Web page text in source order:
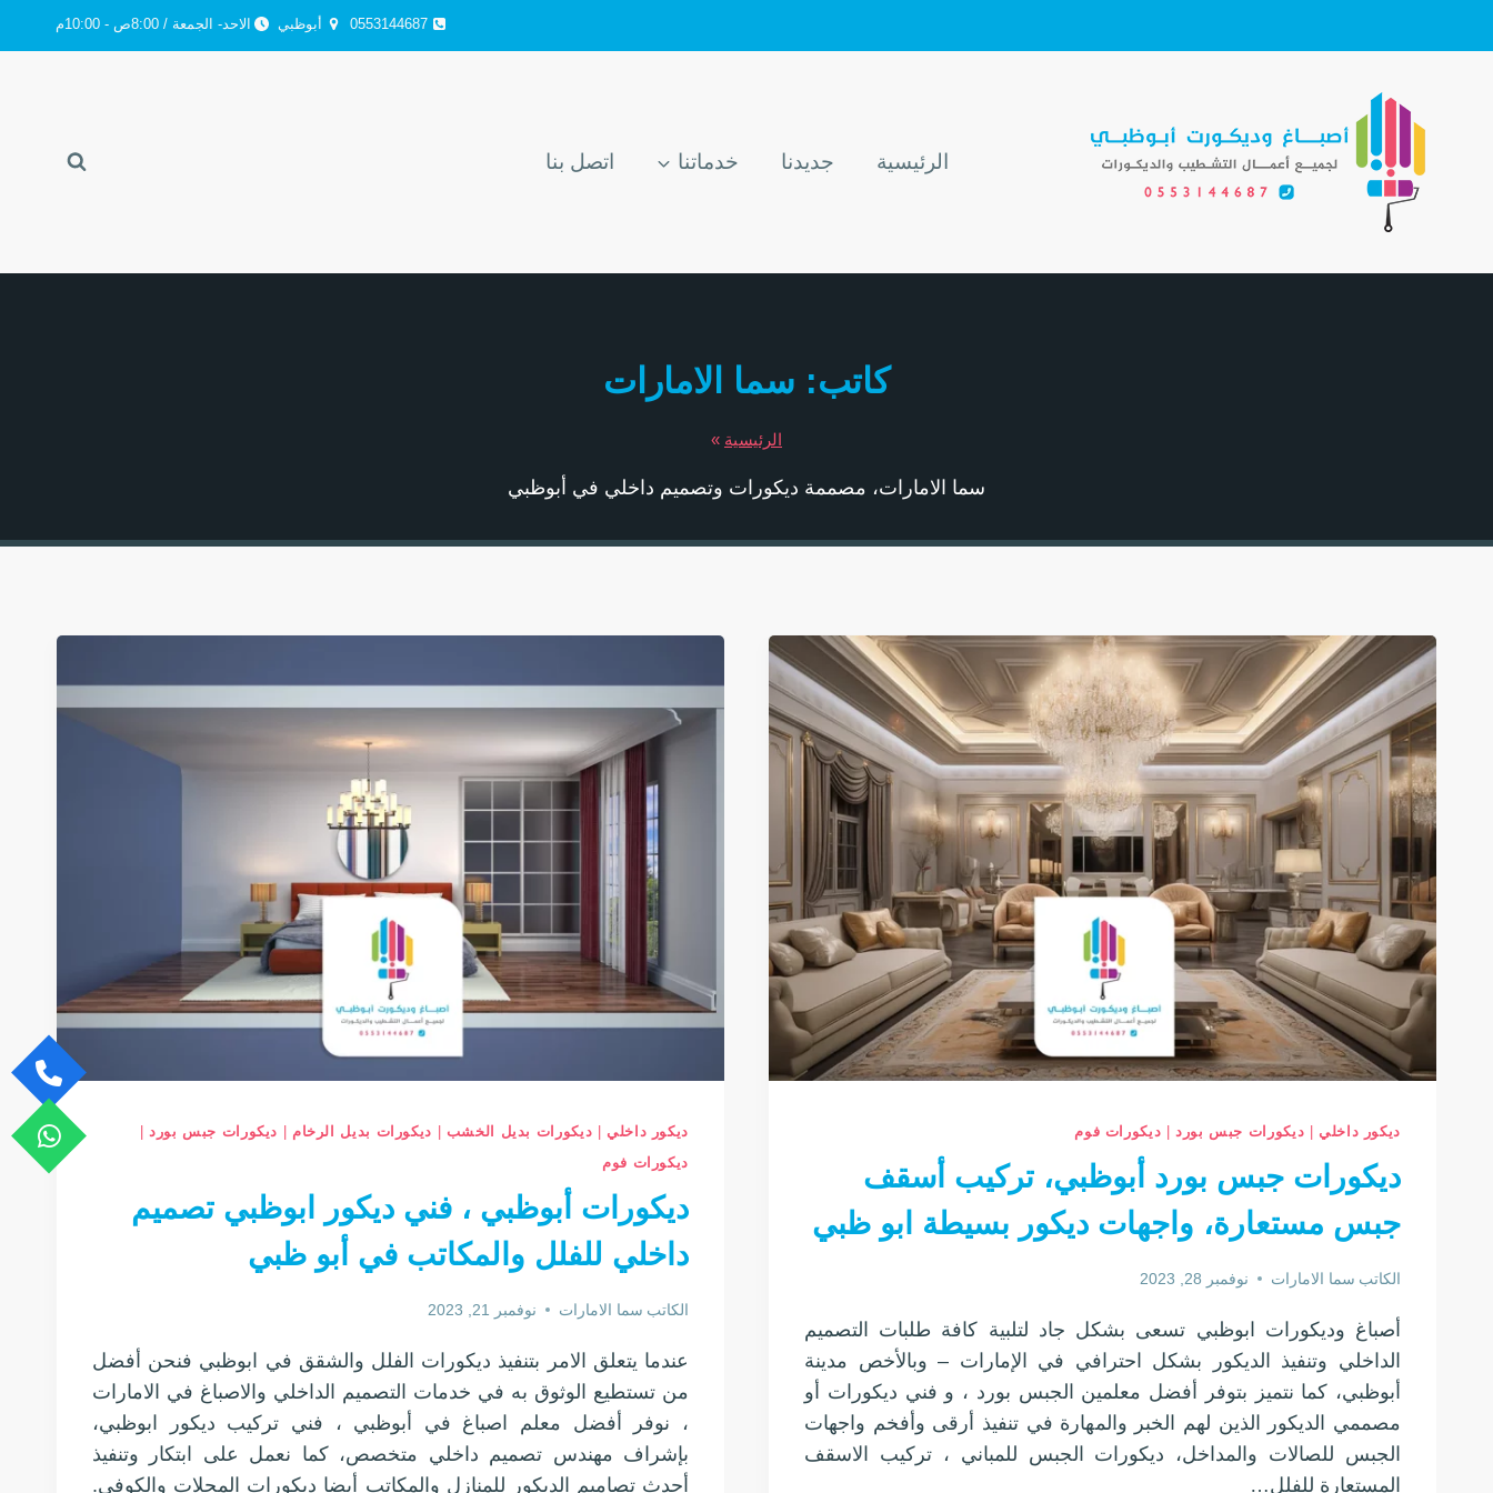
إلى
0553144687 أبوظبي الاحد- الجمعة / 8:00ص - 10:00م
الرئيسية جديدنا خدماتنا اتصل بنا
كاتب: سما الامارات
الرئيسية »
سما الامارات، مصممة ديكورات وتصميم داخلي في أبوظبي
ديكور داخلي ديكورات جبس بورد| ديكورات فوم
ديكورات جبس بورد أبوظبي، تركيب أسقف
جبس مستعارة، واجهات ديكور بسيطة ابو ظبي
الكاتب سما الامارات نوفمبر 28, 2023
أصباغ وديكورات ابوظبي تسعى بشكل جاد لتلبية كافة طلبات التصميم
الداخلي وتنفيذ الديكور بشكل احترافي في الإمارات – وبالأخص مدينة
أبوظبي، كما نتميز بتوفر أفضل معلمين الجبس بورد ، و فني ديكورات أو
مصممي الديكور الذين لهم الخبر والمهارة في تنفيذ أرقى وأفخم واجهات
الجبس للصالات والمداخل، ديكورات الجبس للمباني ، تركيب الاسقف
المستعارة للفلل…
ديكور داخلي ديكورات بديل الخشب ديكورات بديل الرخام ديكورات جبس بورد
ديكورات فوم
ديكورات أبوظبي ، فني ديكور ابوظبي تصميم
داخلي للفلل والمكاتب في أبو ظبي
الكاتب سما الامارات نوفمبر 21, 2023
عندما يتعلق الامر بتنفيذ ديكورات الفلل والشقق في ابوظبي فنحن أفضل
من تستطيع الوثوق به في خدمات التصميم الداخلي والاصباغ في الامارات
، نوفر أفضل معلم اصباغ في أبوظبي ، فني تركيب ديكور ابوظبي،
بإشراف مهندس تصميم داخلي متخصص، كما نعمل على ابتكار وتنفيذ
أحدث تصاميم الديكور للمنازل والمكاتب أيضا ديكورات المحلات والكوفي.